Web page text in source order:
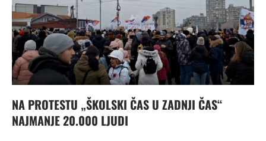
NA PROTESTU „ŠKOLSKI ČAS U ZADNJI ČAS“
NAJMANJE 20.000 LJUDI